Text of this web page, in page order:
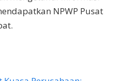
NPWP Pusat